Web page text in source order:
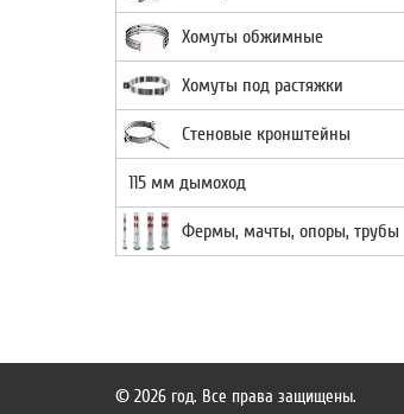
Хомуты обжимные
Хомуты под растяжки
Стеновые кронштейны
115 мм дымоход
Фермы, мачты, опоры, трубы
© 2026 год. Все права защищены.